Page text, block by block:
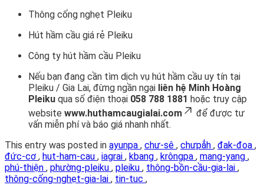
Thông cống nghẹt Pleiku
Hút hầm cầu giá rẻ Pleiku
Công ty hút hầm cầu Pleiku
Nếu bạn đang cần tìm dịch vụ hút hầm cầu uy tín tại
Pleiku / Gia Lai, đừng ngần ngại liên hệ Minh Hoàng
Pleiku qua số điện thoại 058 788 1881 hoặc truy cập
website www.huthamcaugialai.com
để được tư
vấn miễn phí và báo giá nhanh nhất.
This entry was posted in ayunpa , chư-sê , chưpẳh , đak-đoa ,
đức-cơ , hut-ham-cau , iagrai , kbang , krôngpa , mang-yang ,
phú-thiện , phường-pleiku , pleiku , thông-bồn-cầu-gia-lai ,
thông-cống-nghẹt-gia-lai , tin-tuc ,